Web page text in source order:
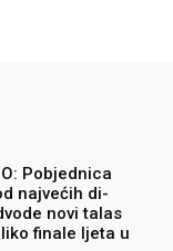
Pobjednica
najvećih di-
novi talas
finale ljeta u